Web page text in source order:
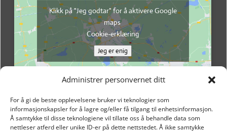
Administrer personvernet ditt
For å gi de beste opplevelsene bruker vi teknologier som
informasjonskapsler for å lagre og/eller få tilgang til enhetsinformasjon.
Å samtykke til disse teknologiene vil tillate oss å behandle data som
nettleser atferd eller unike ID-er på dette nettstedet. Å ikke samtykke
Klikk på "Jeg godtar" for å aktivere Google
maps
Cookie-erklæring
Jeg er enig